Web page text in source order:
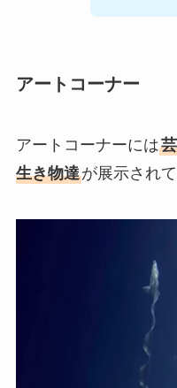
アートコーナー
アートコーナーには
生き物達が展示されて